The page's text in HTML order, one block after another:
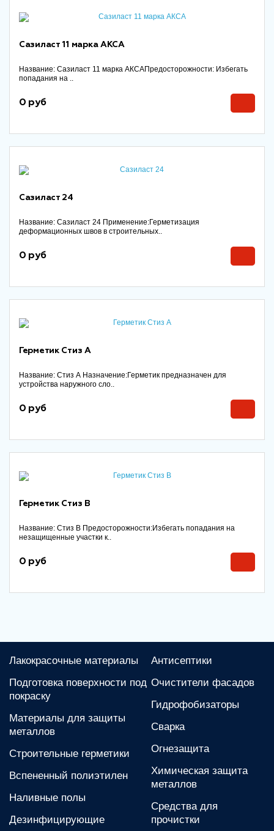
Сазиласт 11 марка АКСА
Название: Сазиласт 11 марка АКСАПредосторожности: Избегать
попадания на ..
0 руб
Сазиласт 24
Название: Сазиласт 24 Применение:Герметизация
деформационных швов в строительных..
0 руб
Герметик Стиз А
Название: Стиз А Назначение:Герметик предназначен для
устройства наружного сло..
0 руб
Герметик Стиз В
Название: Стиз В Предосторожности:Избегать попадания на
незащищенные участки к..
0 руб
Лакокрасочные материалы
Подготовка поверхности под
покраску
Материалы для защиты
металлов
Строительные герметики
Вспененный полиэтилен
Наливные полы
Дезинфицирующие
Антисептики
Очистители фасадов
Гидрофобизаторы
Сварка
Огнезащита
Химическая защита
металлов
Средства для
прочистки